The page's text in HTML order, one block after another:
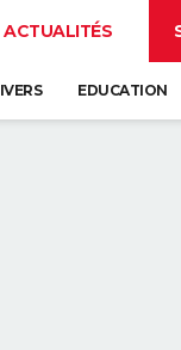
ACTUALITÉS
EDUCATION